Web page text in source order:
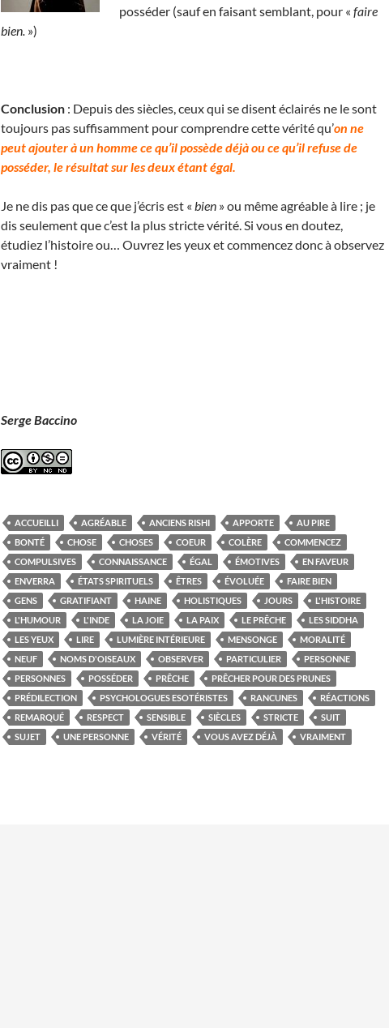
posséder (sauf en faisant semblant, pour « faire
bien. »)
Conclusion : Depuis des siècles, ceux qui se disent éclairés ne le sont
toujours pas suffisamment pour comprendre cette vérité qu’on ne
peut ajouter à un homme ce qu’il possède déjà ou ce qu’il refuse de
posséder, le résultat sur les deux étant égal.
Je ne dis pas que ce que j’écris est « bien » ou même agréable à lire ; je
dis seulement que c’est la plus stricte vérité. Si vous en doutez,
étudiez l’histoire ou… Ouvrez les yeux et commencez donc à observez
vraiment !
Serge Baccino
ACCUEILLI AGRÉABLE ANCIENS RISHI APPORTE
AU PIRE
BONTÉ
CHOSE CHOSES COEUR COLÈRE
COMMENCEZ
COMPULSIVES
CONNAISSANCE ÉGAL ÉMOTIVES
EN FAVEUR
ENVERRA
ÉTATS SPIRITUELS ÊTRES ÉVOLUÉE
FAIRE BIEN
GENS
GRATIFIANT HAINE HOLISTIQUES JOURS
L'HISTOIRE
L'HUMOUR
L'INDE LA JOIE LA PAIX LE PRÊCHE
LES SIDDHA
LES YEUX
LIRE LUMIÈRE INTÉRIEURE MENSONGE
MORALITÉ
NEUF
NOMS D'OISEAUX OBSERVER PARTICULIER
PERSONNE
PERSONNES
POSSÉDER PRÊCHE
PRÊCHER POUR DES PRUNES
PRÉDILECTION
PSYCHOLOGUES ESOTÉRISTES RANCUNES
RÉACTIONS
REMARQUÉ
RESPECT SENSIBLE SIÈCLES STRICTE
SUIT
SUJET
UNE PERSONNE VÉRITÉ VOUS AVEZ DÉJÀ VRAIMENT